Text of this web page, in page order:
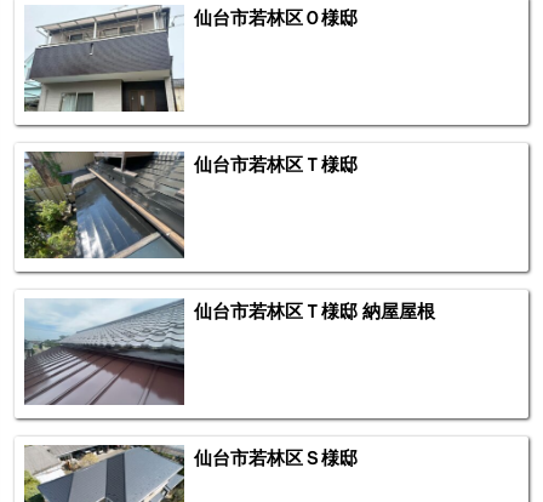
仙台市若林区Ｏ様邸
仙台市若林区Ｔ様邸
仙台市若林区Ｔ様邸 納屋屋根
仙台市若林区Ｓ様邸